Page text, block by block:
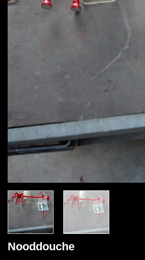
Nooddouche